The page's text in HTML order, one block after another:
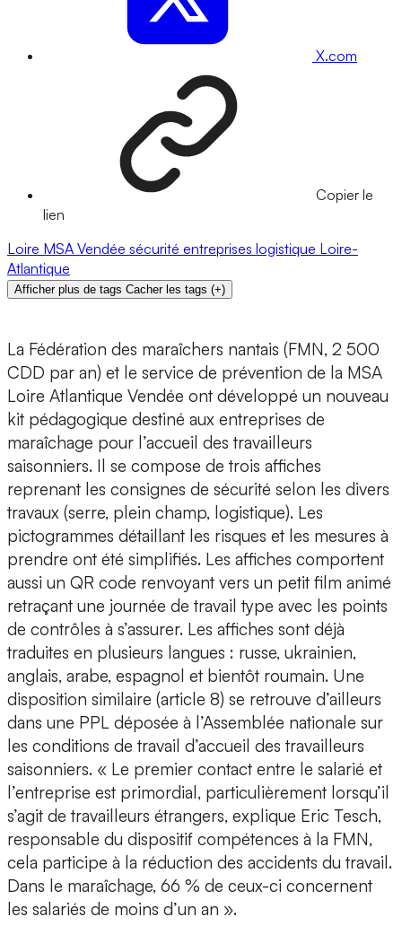
X.com
Copier le
lien
Loire MSA Vendée sécurité entreprises logistique Loire-
Atlantique
Afficher plus de tags Cacher les tags (+)
La Fédération des maraîchers nantais (FMN, 2 500
CDD par an) et le service de prévention de la MSA
Loire Atlantique Vendée ont développé un nouveau
kit pédagogique destiné aux entreprises de
maraîchage pour l’accueil des travailleurs
saisonniers. Il se compose de trois affiches
reprenant les consignes de sécurité selon les divers
travaux (serre, plein champ, logistique). Les
pictogrammes détaillant les risques et les mesures à
prendre ont été simplifiés. Les affiches comportent
aussi un QR code renvoyant vers un petit film animé
retraçant une journée de travail type avec les points
de contrôles à s’assurer. Les affiches sont déjà
traduites en plusieurs langues : russe, ukrainien,
anglais, arabe, espagnol et bientôt roumain. Une
disposition similaire (article 8) se retrouve d’ailleurs
dans une PPL déposée à l’Assemblée nationale sur
les conditions de travail d’accueil des travailleurs
saisonniers. « Le premier contact entre le salarié et
l’entreprise est primordial, particulièrement lorsqu’il
s’agit de travailleurs étrangers, explique Eric Tesch,
responsable du dispositif compétences à la FMN,
cela participe à la réduction des accidents du travail.
Dans le maraîchage, 66 % de ceux-ci concernent
les salariés de moins d’un an ».